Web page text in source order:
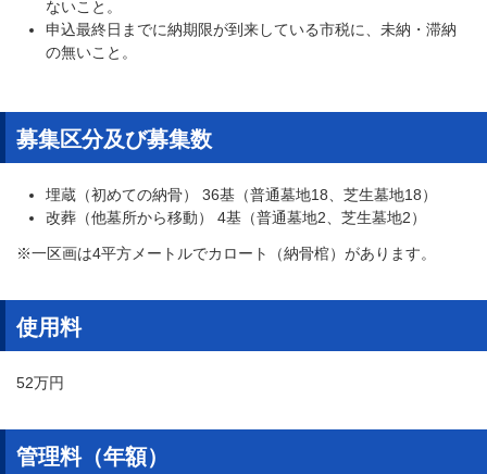
ないこと。
申込最終日までに納期限が到来している市税に、未納・滞納
の無いこと。
募集区分及び募集数
埋蔵（初めての納骨） 36基（普通墓地18、芝生墓地18）
改葬（他墓所から移動） 4基（普通墓地2、芝生墓地2）
※一区画は4平方メートルでカロート（納骨棺）があります。
使用料
52万円
​管理料（年額）